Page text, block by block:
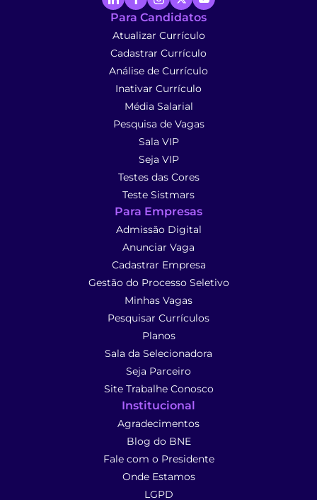
Para Candidatos
Atualizar Currículo
Cadastrar Currículo
Análise de Currículo
Inativar Currículo
Média Salarial
Pesquisa de Vagas
Sala VIP
Seja VIP
Testes das Cores
Teste Sistmars
Para Empresas
Admissão Digital
Anunciar Vaga
Cadastrar Empresa
Gestão do Processo Seletivo
Minhas Vagas
Pesquisar Currículos
Planos
Sala da Selecionadora
Seja Parceiro
Site Trabalhe Conosco
Institucional
Agradecimentos
Blog do BNE
Fale com o Presidente
Onde Estamos
LGPD